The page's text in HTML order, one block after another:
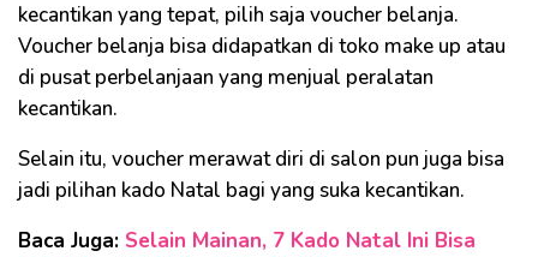
kecantikan yang tepat, pilih saja voucher belanja.
Voucher belanja bisa didapatkan di toko make up atau
di pusat perbelanjaan yang menjual peralatan
kecantikan.
Selain itu, voucher merawat diri di salon pun juga bisa
jadi pilihan kado Natal bagi yang suka kecantikan.
Baca Juga: Selain Mainan, 7 Kado Natal Ini Bisa